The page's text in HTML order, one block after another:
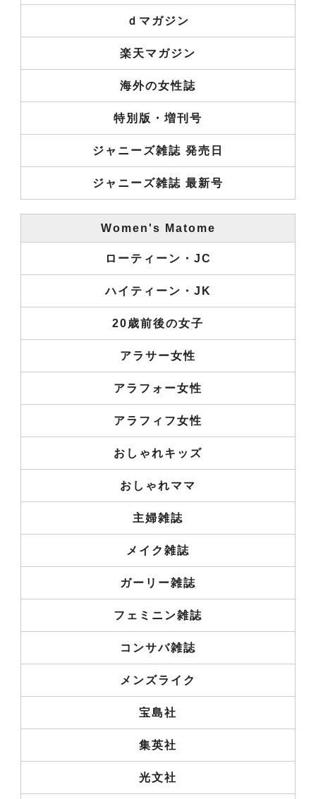
ｄマガジン
楽天マガジン
海外の女性誌
特別版・増刊号
ジャニーズ雑誌 発売日
ジャニーズ雑誌 最新号
Women's Matome
ローティーン・JC
ハイティーン・JK
20歳前後の女子
アラサー女性
アラフォー女性
アラフィフ女性
おしゃれキッズ
おしゃれママ
主婦雑誌
メイク雑誌
ガーリー雑誌
フェミニン雑誌
コンサバ雑誌
メンズライク
宝島社
集英社
光文社